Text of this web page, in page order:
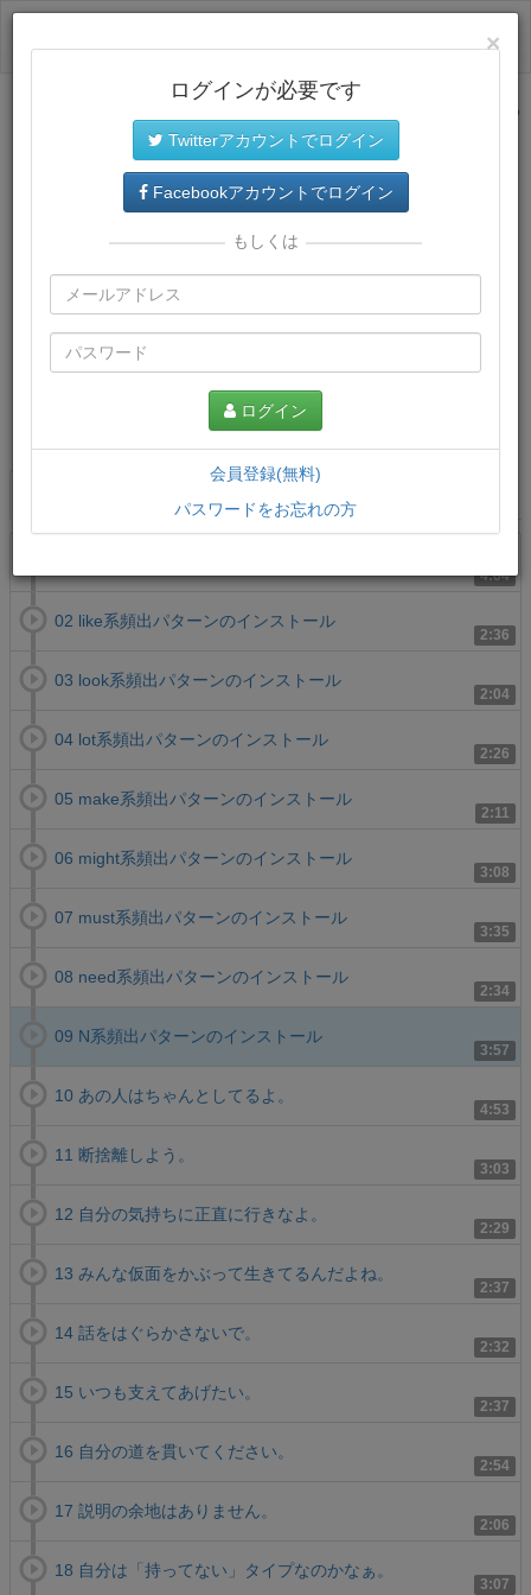
サイトトップに戻る
4:04
2:36
02 like系頻出パターンのインストール
2:04
03 look系頻出パターンのインストール
2:26
04 lot系頻出パターンのインストール
2:11
05 make系頻出パターンのインストール
3:08
06 might系頻出パターンのインストール
3:35
07 must系頻出パターンのインストール
2:34
08 need系頻出パターンのインストール
3:57
09 N系頻出パターンのインストール
4:53
10 あの人はちゃんとしてるよ。
3:03
11 断捨離しよう。
2:29
12 自分の気持ちに正直に行きなよ。
2:37
13 みんな仮面をかぶって生きてるんだよね。
2:32
14 話をはぐらかさないで。
2:37
15 いつも支えてあげたい。
2:54
16 自分の道を貫いてください。
2:06
17 説明の余地はありません。
3:07
18 自分は「持ってない」タイプなのかなぁ。
×
ログインが必要です
Twitterアカウントでログイン
Facebookアカウントでログイン
もしくは
ログイン
会員登録(無料)
パスワードをお忘れの方